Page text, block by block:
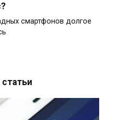
смартфонов долгое